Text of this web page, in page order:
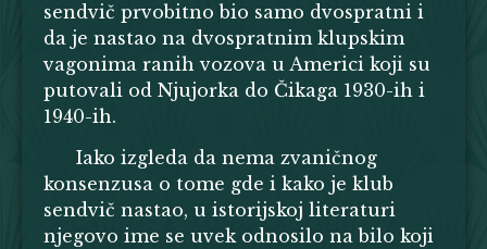
sendvič prvobitno bio samo dvospratni i
da je nastao na dvospratnim klupskim
vagonima ranih vozova u Americi koji su
putovali od Njujorka do Čikaga 1930-ih i
1940-ih.
Iako izgleda da nema zvaničnog
konsenzusa o tome gde i kako je klub
sendvič nastao, u istorijskoj literaturi
njegovo ime se uvek odnosilo na bilo koji